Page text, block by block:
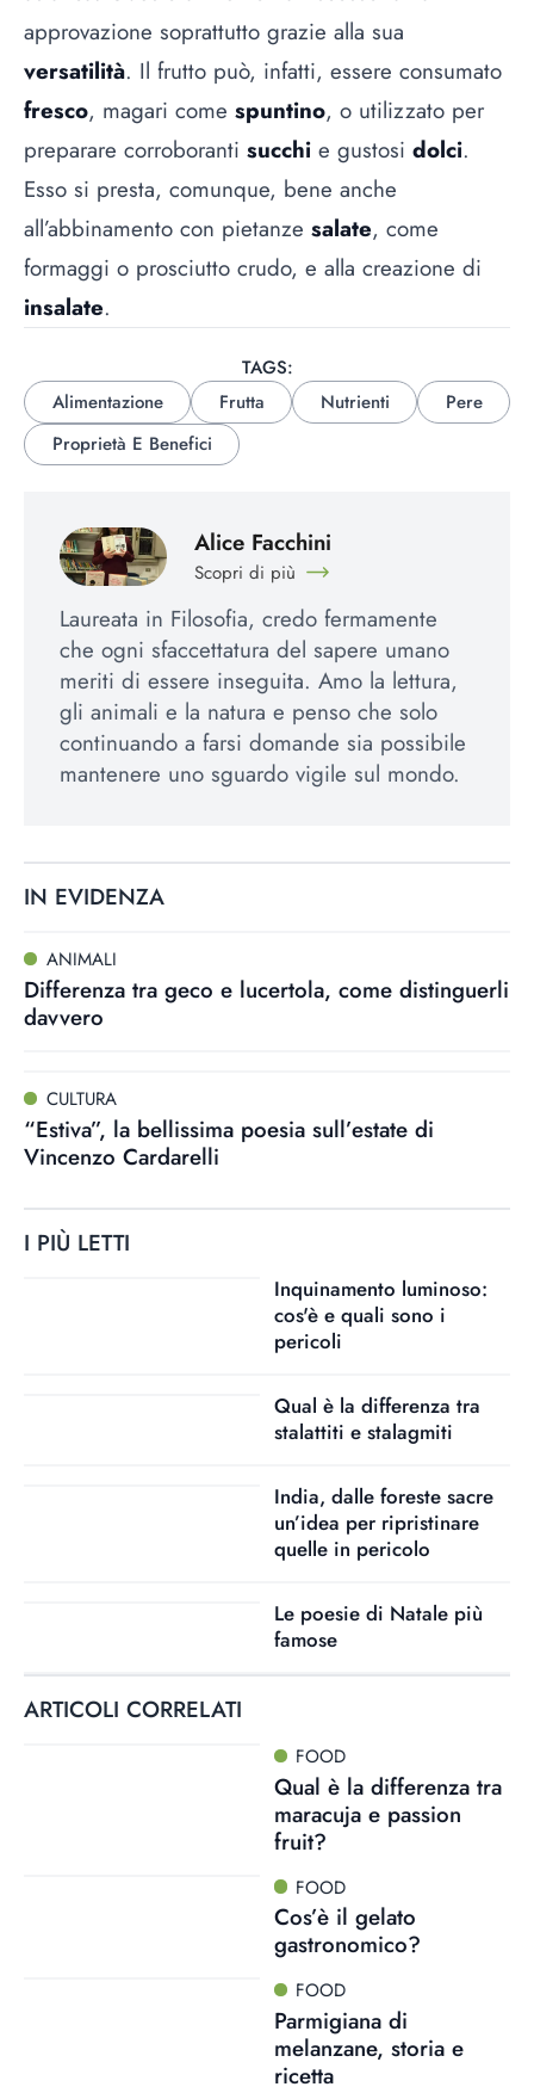
approvazione soprattutto grazie alla sua
versatilità. Il frutto può, infatti, essere consumato
fresco, magari come spuntino, o utilizzato per
preparare corroboranti succhi e gustosi dolci.
Esso si presta, comunque, bene anche
all’abbinamento con pietanze salate, come
formaggi o prosciutto crudo, e alla creazione di
insalate.
TAGS:
Alimentazione
Frutta Nutrienti
Pere
Proprietà E Benefici
Alice Facchini
Scopri di più
Laureata in Filosofia, credo fermamente
che ogni sfaccettatura del sapere umano
meriti di essere inseguita. Amo la lettura,
gli animali e la natura e penso che solo
continuando a farsi domande sia possibile
mantenere uno sguardo vigile sul mondo.
IN EVIDENZA
ANIMALI
Differenza tra geco e lucertola, come distinguerli
davvero
CULTURA
“Estiva”, la bellissima poesia sull’estate di
Vincenzo Cardarelli
I PIÙ LETTI
Inquinamento luminoso:
cos'è e quali sono i
pericoli
Qual è la differenza tra
stalattiti e stalagmiti
India, dalle foreste sacre
un’idea per ripristinare
quelle in pericolo
Le poesie di Natale più
famose
ARTICOLI CORRELATI
FOOD
Qual è la differenza tra
maracuja e passion
fruit?
FOOD
Cos’è il gelato
gastronomico?
FOOD
Parmigiana di
melanzane, storia e
ricetta